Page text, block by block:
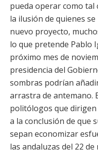
pueda operar como tal
la ilusión de quienes
nuevo proyecto,
lo que pretende Pablo
próximo mes de
presidencia del
sombras podrían
arrastra de antemano.
politólogos que dirigen
a la conclusión de que
sepan economizar
las andaluzas del 22